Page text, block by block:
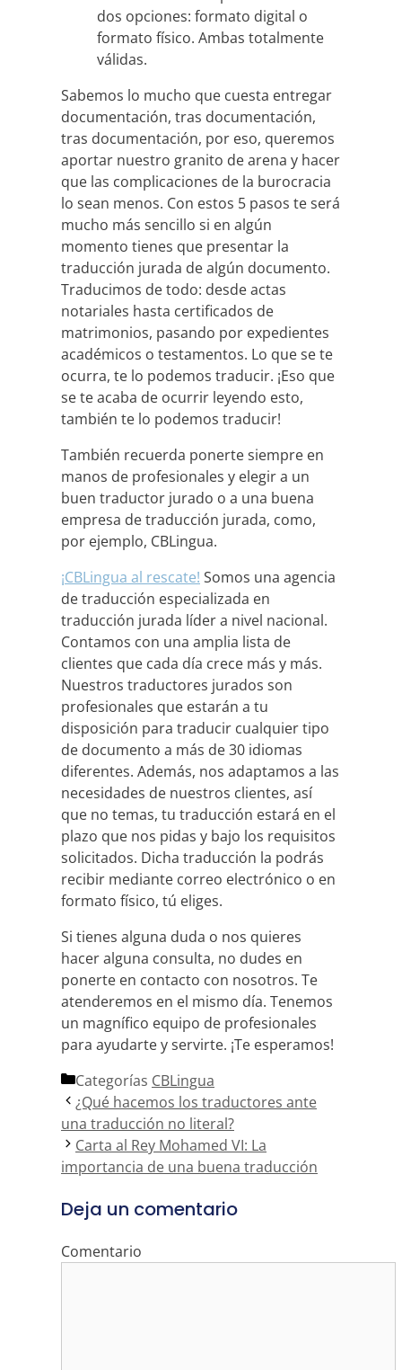
dos opciones: formato digital o
formato físico. Ambas totalmente
válidas.
Sabemos lo mucho que cuesta entregar
documentación, tras documentación,
tras documentación, por eso, queremos
aportar nuestro granito de arena y hacer
que las complicaciones de la burocracia
lo sean menos. Con estos 5 pasos te será
mucho más sencillo si en algún
momento tienes que presentar la
traducción jurada de algún documento.
Traducimos de todo: desde actas
notariales hasta certificados de
matrimonios, pasando por expedientes
académicos o testamentos. Lo que se te
ocurra, te lo podemos traducir. ¡Eso que
se te acaba de ocurrir leyendo esto,
también te lo podemos traducir!
También recuerda ponerte siempre en
manos de profesionales y elegir a un
buen traductor jurado o a una buena
empresa de traducción jurada, como,
por ejemplo, CBLingua.
¡CBLingua al rescate! Somos una agencia
de traducción especializada en
traducción jurada líder a nivel nacional.
Contamos con una amplia lista de
clientes que cada día crece más y más.
Nuestros traductores jurados son
profesionales que estarán a tu
disposición para traducir cualquier tipo
de documento a más de 30 idiomas
diferentes. Además, nos adaptamos a las
necesidades de nuestros clientes, así
que no temas, tu traducción estará en el
plazo que nos pidas y bajo los requisitos
solicitados. Dicha traducción la podrás
recibir mediante correo electrónico o en
formato físico, tú eliges.
Si tienes alguna duda o nos quieres
hacer alguna consulta, no dudes en
ponerte en contacto con nosotros. Te
atenderemos en el mismo día. Tenemos
un magnífico equipo de profesionales
para ayudarte y servirte. ¡Te esperamos!
Categorías CBLingua
¿Qué hacemos los traductores ante
una traducción no literal?
Carta al Rey Mohamed VI: La
importancia de una buena traducción
Deja un comentario
Comentario